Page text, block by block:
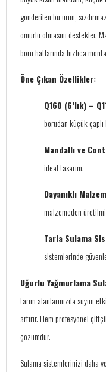
gönderilen bu ürün,
ömürlü olmasını destekler.
boru hatlarında hızlıca
Öne Çıkan Özellikler:
Q160 (6’lık) –
borudan küçük
Mandallı ve
ideal tasarım.
Dayanıklı
malzemeden
Tarla Sulama
sistemlerinde
Uğurlu Yağmurlama
tarım alanlarınızda suyun
artırır. Hem profesyonel
çözümdür.
Sulama sistemlerinizi daha